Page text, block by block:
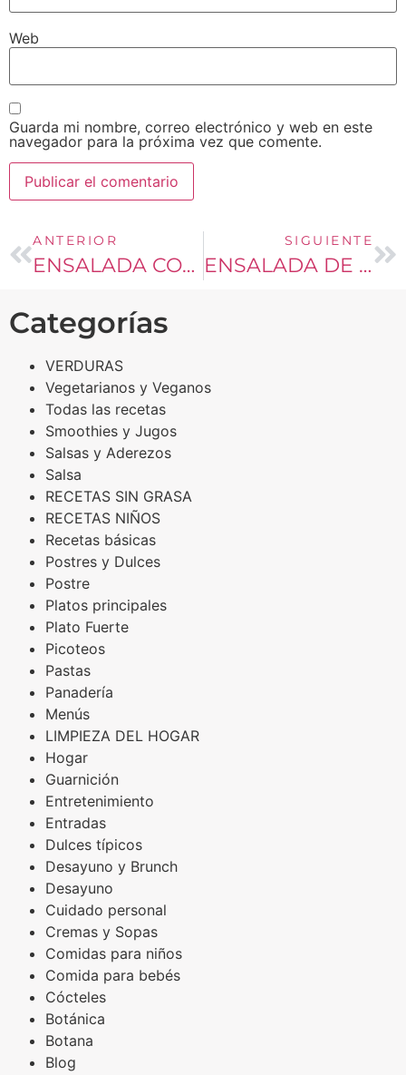
Web
Guarda mi nombre, correo electrónico y web en este
navegador para la próxima vez que comente.
ANTERIOR
ENSALADA CON ADEREZO DE JAMAICA
SIGUIENTE
ENSALADA DE COLIFLOR
Categorías
VERDURAS
Vegetarianos y Veganos
Todas las recetas
Smoothies y Jugos
Salsas y Aderezos
Salsa
RECETAS SIN GRASA
RECETAS NIÑOS
Recetas básicas
Postres y Dulces
Postre
Platos principales
Plato Fuerte
Picoteos
Pastas
Panadería
Menús
LIMPIEZA DEL HOGAR
Hogar
Guarnición
Entretenimiento
Entradas
Dulces típicos
Desayuno y Brunch
Desayuno
Cuidado personal
Cremas y Sopas
Comidas para niños
Comida para bebés
Cócteles
Botánica
Botana
Blog